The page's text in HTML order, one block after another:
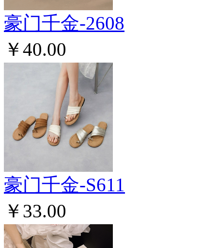
豪门千金-2608
￥40.00
豪门千金-S611
￥33.00